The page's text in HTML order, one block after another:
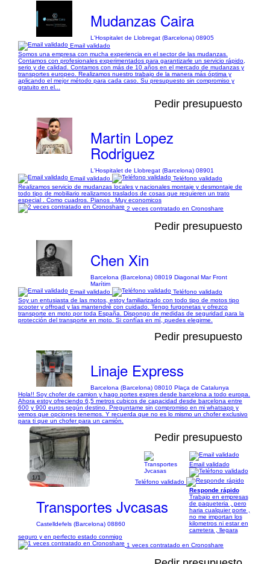
Mudanzas Caira
L'Hospitalet de Llobregat (Barcelona) 08905
Email validado
Somos una empresa con mucha experiencia en el sector de las mudanzas.
Contamos con profesionales experimentados para garantizarle un servicio rápido,
serio y de calidad. Contamos con más de 10 años en el mercado de mudanzas y
transportes europeo. Realizamos nuestro trabajo de la manera más óptima y
aplicando el mejor método para cada caso. Su presupuesto sin compromiso y
gratuito en el...
Pedir presupuesto
Martin Lopez
Rodriguez
L'Hospitalet de Llobregat (Barcelona) 08901
Email validado
Teléfono validado
Realizamos servicio de mudanzas locales y nacionales montaje y desmontaje de
todo tipo de mobiliario realizamos traslados de cosas que requieren un trato
especial . Como cuadros. Pianos . Muy economicos
2 veces contratado en Cronoshare
Pedir presupuesto
Chen Xin
Barcelona (Barcelona) 08019 Diagonal Mar Front
Marítim
Email validado
Teléfono validado
Soy un entusiasta de las motos, estoy familiarizado con todo tipo de motos tipo
scooter y offroad y las mantendré con cuidado. Tengo furgonetas y ofrezco
transporte en moto por toda España. Dispongo de medidas de seguridad para la
protección del transporte en moto. Si confías en mí, puedes elegirme.
Pedir presupuesto
Linaje Express
Barcelona (Barcelona) 08010 Plaça de Catalunya
Hola!! Soy chofer de camion y hago portes expres desde barcelona a todo europa.
Ahora estoy ofreciendo 6,5 metros cubicos de capacidad desde barcelona entre
600 y 900 euros según destino. Preguntame sin compromiso en mi whatsapp y
vemos que opciones tenemos. Y recuerda que no es lo mismo un chofer exclusivo
para ti que un chofer para un camión.
1/1
Pedir presupuesto
Transportes Jvcasas
Castelldefels (Barcelona) 08860
Email validado
Teléfono validado
Responde rápido
Trabajo en empresas
de paqueteria , pero
haria cualquier porte ,
no me importan los
kilometros ni estar en
carretera , llegara
seguro y en perfecto estado conmigo
1 veces contratado en Cronoshare